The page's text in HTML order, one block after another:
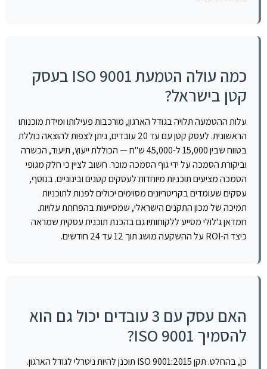
כמה עולה הטמעת ISO 9001 בעסק
קטן בישראל?
עלות ההטמעה תלויה בגודל הארגון, מורכבות פעילותו ומידת מוכנותו
הראשונית. לעסק קטן עם עד 20 עובדים, ניתן לצפות להוצאה כוללת
בטווח שבין 15,000 ל-45,000 ש"ח — הכוללת ייעוץ, תיעוד, הכשרה
וביקורת הסמכה על ידי גוף הסמכה מוכר. חשוב לציין כי חלק מגופי
הסמכה מציעים תוכניות מיוחדות לעסקים קטנים ובינוניים. בנוסף,
עסקים שעומדים בקריטריונים מסוימים יכולים לפנות לתוכניות
תמיכה של מכון התקנים הישראלי, שמסייעות בהפחתת עלויות.
חמדאן ג'לולי מסייע ללקוחותיו גם בהכנת תוכנית עסקית שמראה
כיצד ה-ROI על ההשקעה מושג תוך 12 עד 24 חודשים.
האם עסק עם 3 עובדים יכול גם הוא
להסמיך ISO 9001?
כן, בהחלט. תקן ISO 9001:2015 תוכנן להיות ניטרלי לגודל הארגון.